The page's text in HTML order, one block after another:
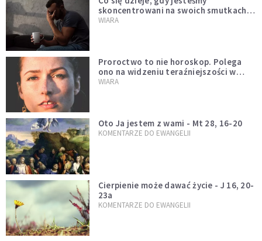
skoncentrowani na swoich smutkach?
Mówi o tym św. Jan
WIARA
Proroctwo to nie horoskop. Polega
ono na widzeniu teraźniejszości w
świetle przeszłości Jezusa
WIARA
Oto Ja jestem z wami - Mt 28, 16-20
KOMENTARZE DO EWANGELII
Cierpienie może dawać życie - J 16, 20-
23a
KOMENTARZE DO EWANGELII